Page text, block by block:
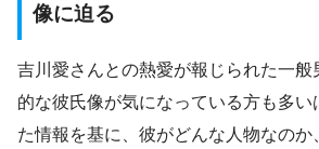
像に迫る
吉川愛さんとの熱愛が報じられた一般
的な彼氏像が気になっている方も多
た情報を基に、彼がどんな人物なのか